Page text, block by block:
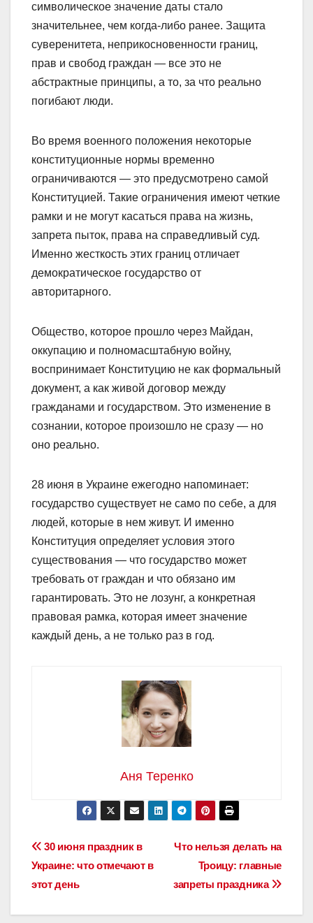
символическое значение даты стало
значительнее, чем когда-либо ранее. Защита
суверенитета, неприкосновенности границ,
прав и свобод граждан — все это не
абстрактные принципы, а то, за что реально
погибают люди.
Во время военного положения некоторые
конституционные нормы временно
ограничиваются — это предусмотрено самой
Конституцией. Такие ограничения имеют четкие
рамки и не могут касаться права на жизнь,
запрета пыток, права на справедливый суд.
Именно жесткость этих границ отличает
демократическое государство от
авторитарного.
Общество, которое прошло через Майдан,
оккупацию и полномасштабную войну,
воспринимает Конституцию не как формальный
документ, а как живой договор между
гражданами и государством. Это изменение в
сознании, которое произошло не сразу — но
оно реально.
28 июня в Украине ежегодно напоминает:
государство существует не само по себе, а для
людей, которые в нем живут. И именно
Конституция определяет условия этого
существования — что государство может
требовать от граждан и что обязано им
гарантировать. Это не лозунг, а конкретная
правовая рамка, которая имеет значение
каждый день, а не только раз в год.
Аня Теренко
Навигация
по
записям
Что нельзя делать на
Троицу: главные
запреты праздника
30 июня праздник в
Украине: что отмечают в
этот день